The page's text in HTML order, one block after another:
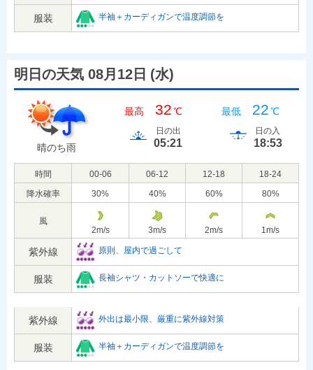
服装 半袖＋カーディガンで温度調節を
明日の天気 08月12日 (水)
晴のち雨
最高 32℃ 最低 22℃
日の出
05:21
日の入
18:53
時間 00-06 06-12 12-18
18-24
降水確率
30% 40% 60% 80%
風
2m/s 3m/s 2m/s 1m/s
紫外線 原則、屋内で過ごして
服装 長袖シャツ・カットソーで快適に
紫外線 外出は最小限、厳重に紫外線対策
服装 半袖＋カーディガンで温度調節を